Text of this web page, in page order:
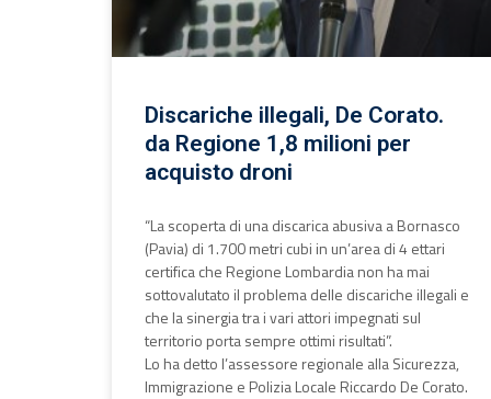
Discariche illegali, De Corato.
da Regione 1,8 milioni per
acquisto droni
“La scoperta di una discarica abusiva a Bornasco
(Pavia) di 1.700 metri cubi in un’area di 4 ettari
certifica che Regione Lombardia non ha mai
sottovalutato il problema delle discariche illegali e
che la sinergia tra i vari attori impegnati sul
territorio porta sempre ottimi risultati”.
Lo ha detto l’assessore regionale alla Sicurezza,
Immigrazione e Polizia Locale Riccardo De Corato.